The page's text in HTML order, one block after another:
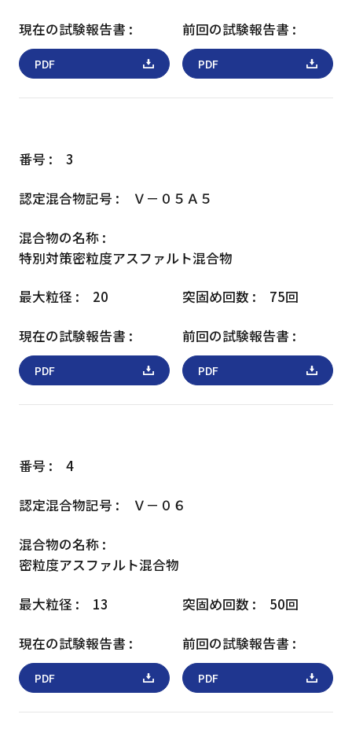
PDF PDF
3
Ｖ－０５Ａ５
特別対策密粒度アスファルト混合物
20 75回
PDF PDF
4
Ｖ－０６
密粒度アスファルト混合物
13 50回
PDF PDF